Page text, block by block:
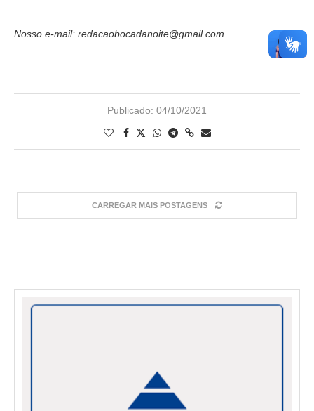
Nosso e-mail: redacaobocadanoite@gmail.com
Publicado: 04/10/2021
CARREGAR MAIS POSTAGENS